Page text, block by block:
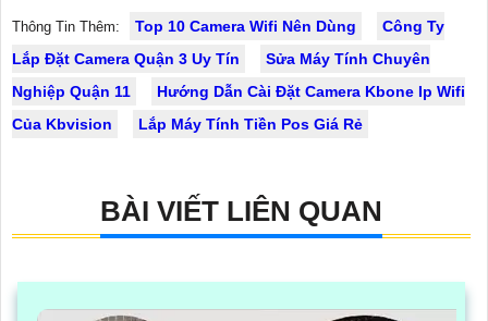
Thông Tin Thêm: Top 10 Camera Wifi Nên Dùng
Công Ty
Lắp Đặt Camera Quận 3 Uy Tín
Sửa Máy Tính Chuyên
Nghiệp Quận 11
Hướng Dẫn Cài Đặt Camera Kbone Ip Wifi
Của Kbvision
Lắp Máy Tính Tiền Pos Giá Rẻ
BÀI VIẾT LIÊN QUAN